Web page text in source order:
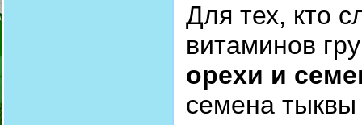
Для тех, кто
витаминов
орехи и
семена